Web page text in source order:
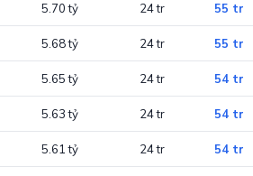
5.70 tỷ 24 tr 55 tr
5.68 tỷ 24 tr 55 tr
5.65 tỷ 24 tr 54 tr
5.63 tỷ 24 tr 54 tr
5.61 tỷ 24 tr 54 tr